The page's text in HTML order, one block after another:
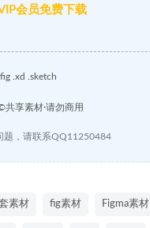
会员免费下载
.fig .xd .sketch
共享素材·请勿商用
题，请联系QQ11250484
素材 fig素材 Figma素材